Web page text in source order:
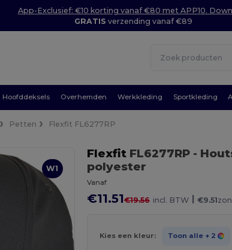
App-Exclusief: €10 korting vanaf €80 met APP10.
GRATIS verzending vanaf €89
Hoofddeksels Overhemden Werkkleding Sportkleding
Petten Flexfit FL6277RP
W1
FlexfitFL6277RP -
polyester
Vanaf
€11.51€19.56 incl. BTW | €9.51
Kies een kleur: Toon alle + 2